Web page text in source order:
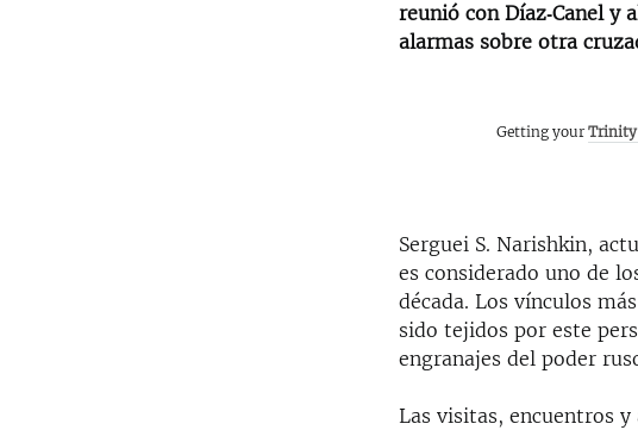
reunió con Díaz‑Canel y
alarmas sobre otra
Getting yourTrinity
Serguei S. Narishkin,
es considerado uno de
década. Los vínculos
sido tejidos por este
engranajes del poder
Las visitas, encuentros